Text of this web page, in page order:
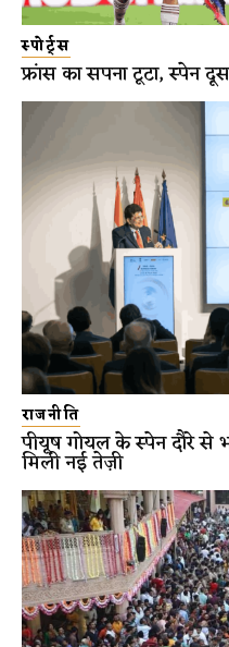
स्पोर्ट्स
फ्रांस का सपना टूटा, स्पेन
राजनीति
पीयूष गोयल के स्पेन दौरे से
मिली नई तेज़ी